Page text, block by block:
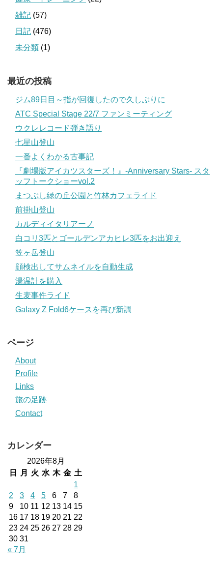
雑記 (57)
日記 (476)
未分類 (1)
最近の投稿
ジム89日目～指が回復したので久しぶりに
ATC Special Stage 22/7 ファンミーティング
ウクレレコード弾き語り
七星山登山
一番よくわかる古事記
『劇場版アイカツスターズ！』-Anniversary Stars- スタ
ッフトークショーvol.2
まつぶし緑の丘公園と竹林カフェライド
前掛山登山
カルディイタリアーノ
白コリ3匹とゴールデンアカヒレ3匹をお出迎え
笠ヶ岳登山
顔検出してサムネイルを自動生成
湯温計を購入
生麦事件ライド
Galaxy Z Fold6ケースを再び新調
ページ
About
Profile
Links
旅の足跡
Contact
カレンダー
2026年8月
日
月 火 水 木 金 土
1
2
3 4 5 6 7
8
9
10 11 12 13 14 15
16 17 18 19 20 21 22
23 24 25 26 27 28 29
30 31
« 7月